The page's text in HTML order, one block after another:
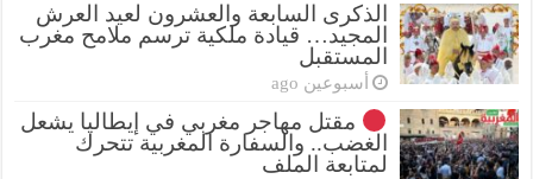
الذكرى السابعة والعشرون لعيد العرش
المجيد… قيادة ملكية ترسم ملامح مغرب
المستقبل
أسبوعين ago
مقتل مهاجر مغربي في إيطاليا يشعل
الغضب.. والسفارة المغربية تتحرك
لمتابعة الملف